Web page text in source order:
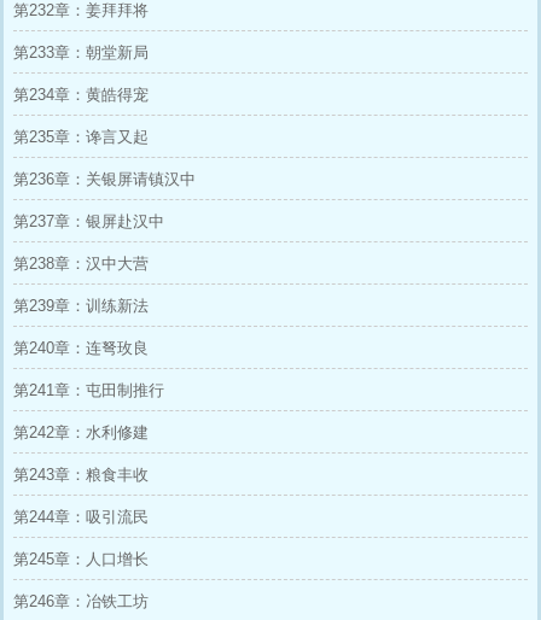
第232章：姜拜拜将
第233章：朝堂新局
第234章：黄皓得宠
第235章：谗言又起
第236章：关银屏请镇汉中
第237章：银屏赴汉中
第238章：汉中大营
第239章：训练新法
第240章：连弩玫良
第241章：屯田制推行
第242章：水利修建
第243章：粮食丰收
第244章：吸引流民
第245章：人口增长
第246章：冶铁工坊